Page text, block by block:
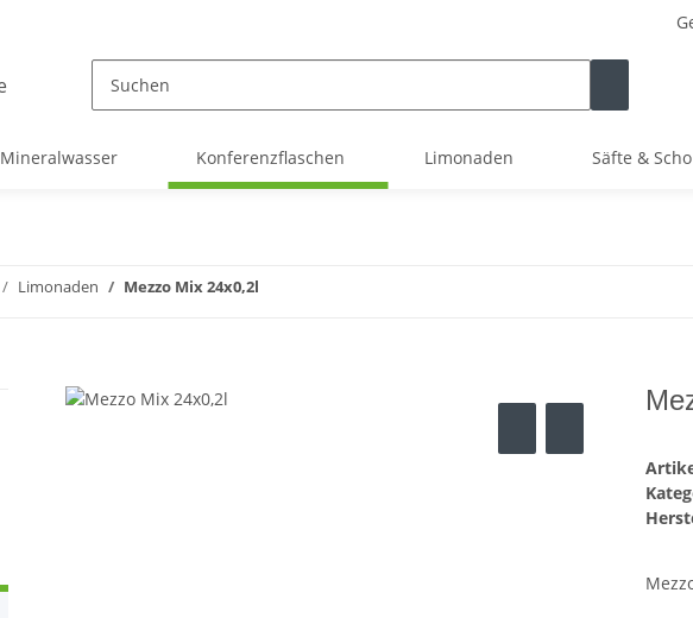
Mineralwasser Konferenzflaschen Limonaden Säfte &
Limonaden Mezzo Mix 24x0,2l